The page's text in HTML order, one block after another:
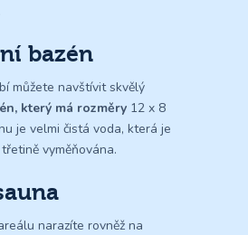
bazén
můžete navštívit skvělý
který má rozměry 12 x 8
je velmi čistá voda, která je
vyměňována.
narazíte rovněž na